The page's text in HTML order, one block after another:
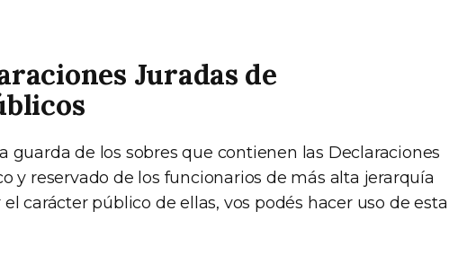
Juradas de
guarda de los sobres que contienen las Declaraciones
y reservado de los funcionarios de más alta jerarquía
carácter público de ellas, vos podés hacer uso de esta